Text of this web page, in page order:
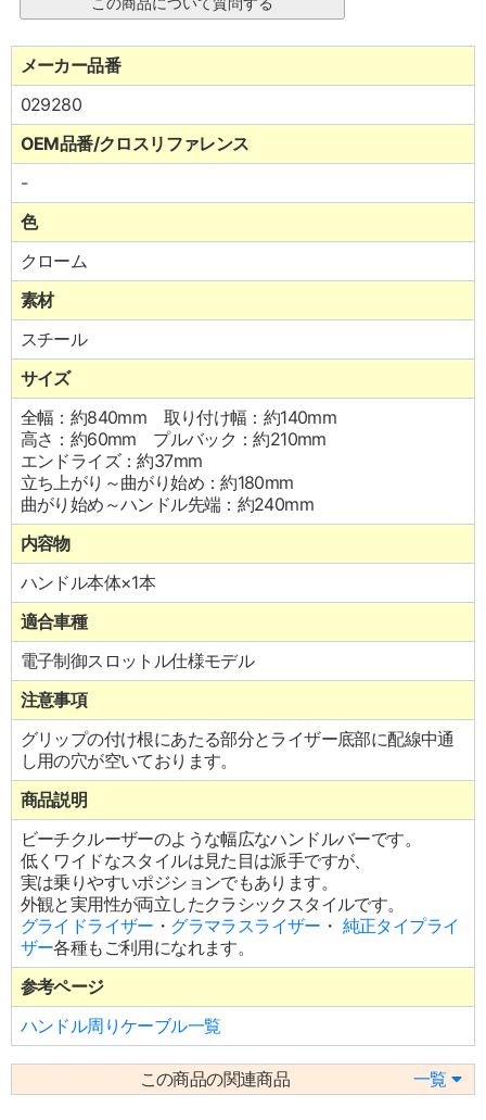
メーカー品番
029280
OEM品番/クロスリファレンス
-
色
クローム
素材
スチール
サイズ
全幅：約840mm 取り付け幅：約140mm
高さ：約60mm プルバック：約210mm
エンドライズ：約37mm
立ち上がり～曲がり始め：約180mm
曲がり始め～ハンドル先端：約240mm
内容物
ハンドル本体×1本
適合車種
電子制御スロットル仕様モデル
注意事項
グリップの付け根にあたる部分とライザー底部に配線中通
し用の穴が空いております。
商品説明
ビーチクルーザーのような幅広なハンドルバーです。
低くワイドなスタイルは見た目は派手ですが、
実は乗りやすいポジションでもあります。
外観と実用性が両立したクラシックスタイルです。
グライドライザー ・ グラマラスライザー ・ 純正タイプライ
ザー各種もご利用になれます。
参考ページ
ハンドル周りケーブル一覧
この商品の関連商品 一覧